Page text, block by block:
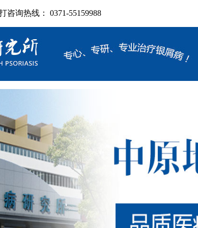
询热线： 0371-55159988